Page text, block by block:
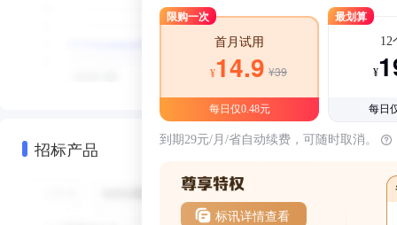
招标产品
限购一次
首月试用
¥14.9 ¥39
每日仅0.48元
最划算
12
¥
每日
到期29元/月/省自动续费，可随时取消。
标讯详情查看